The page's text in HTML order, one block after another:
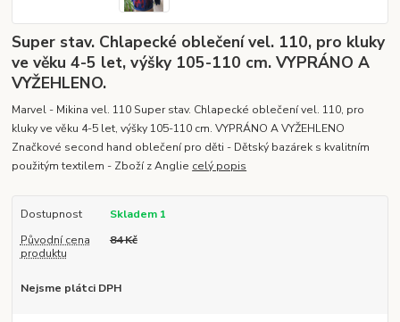
Super stav. Chlapecké oblečení vel. 110, pro kluky
ve věku 4-5 let, výšky 105-110 cm. VYPRÁNO A
VYŽEHLENO.
Marvel - Mikina vel. 110 Super stav. Chlapecké oblečení vel. 110, pro
kluky ve věku 4-5 let, výšky 105-110 cm. VYPRÁNO A VYŽEHLENO
Značkové second hand oblečení pro děti - Dětský bazárek s kvalitním
použitým textilem - Zboží z Anglie celý popis
Dostupnost
Skladem 1
Původní cena
produktu
84 Kč
Nejsme plátci DPH